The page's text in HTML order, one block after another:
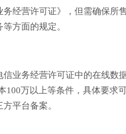
经营许可证》，但需确保所
方面的规定。
业务经营许可证中的在线数
100万以上等条件，具体要求
平台备案。